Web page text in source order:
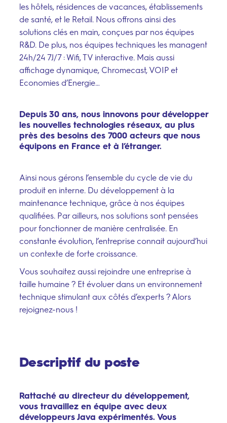
Suivez-nous sur
–
les hôtels, résidences de vacances, établissements
de santé, et le Retail. Nous offrons ainsi des
solutions clés en main, conçues par nos équipes
R&D. De plus, nos équipes techniques les managent
24h/24 7J/7 : Wifi, TV interactive. Mais aussi
affichage dynamique, Chromecast, VOIP et
Economies d’Energie…
Depuis 30 ans, nous innovons pour développer
les nouvelles technologies réseaux, au plus
près des besoins des 7000 acteurs que nous
équipons en France et à l’étranger.
Ainsi nous gérons l’ensemble du cycle de vie du
produit en interne. Du développement à la
maintenance technique, grâce à nos équipes
qualifiées. Par ailleurs, nos solutions sont pensées
pour fonctionner de manière centralisée. En
constante évolution, l’entreprise connait aujourd’hui
un contexte de forte croissance.
Vous souhaitez aussi rejoindre une entreprise à
taille humaine ? Et évoluer dans un environnement
technique stimulant aux côtés d’experts ? Alors
rejoignez-nous !
Descriptif du poste
Rattaché au directeur du développement,
vous travaillez en équipe avec deux
développeurs Java expérimentés. Vous